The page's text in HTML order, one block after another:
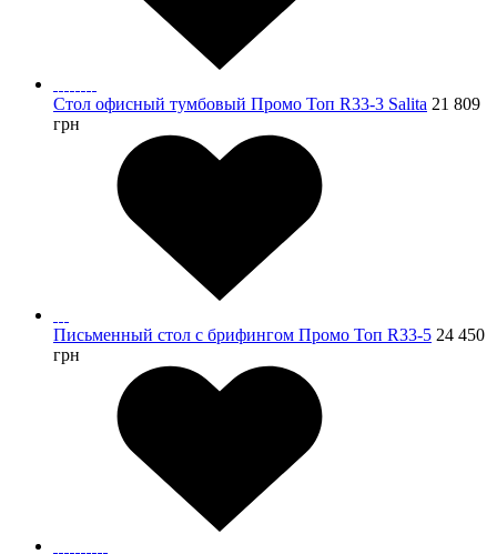
Стол офисный тумбовый Промо Топ R33-3 Salita 21 809
грн
Письменный стол с брифингом Промо Топ R33-5 24 450
грн